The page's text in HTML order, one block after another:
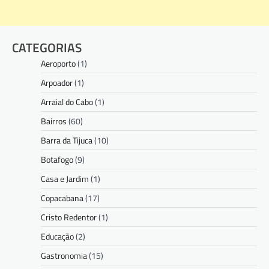
CATEGORIAS
Aeroporto(1)
Arpoador(1)
Arraial do Cabo(1)
Bairros(60)
Barra da Tijuca(10)
Botafogo(9)
Casa e Jardim(1)
Copacabana(17)
Cristo Redentor(1)
Educação(2)
Gastronomia(15)